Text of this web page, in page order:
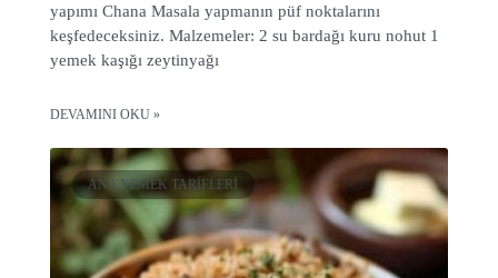
yapımı Chana Masala yapmanın püf noktalarını
keşfedeceksiniz. Malzemeler: 2 su bardağı kuru nohut 1
yemek kaşığı zeytinyağı
DEVAMINI OKU »
ANA YEMEK TARIFLERI